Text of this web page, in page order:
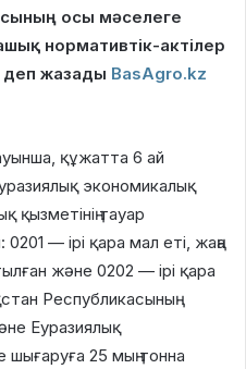
осы мәселеге
нормативтік-актілер
жазады BasAgro.kz
құжатта 6 ай
экономикалық
қызметінің тауар
— ірі қара мал еті, жаңа
және 0202 — ірі қара
Республикасының
Еуразиялық
шығаруға 25 мың тонна